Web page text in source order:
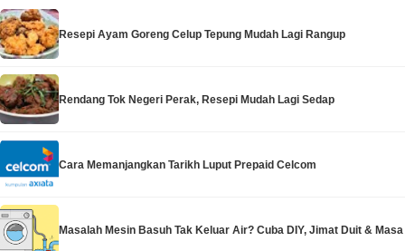
Resepi Ayam Goreng Celup Tepung Mudah Lagi Rangup
Rendang Tok Negeri Perak, Resepi Mudah Lagi Sedap
Cara Memanjangkan Tarikh Luput Prepaid Celcom
Masalah Mesin Basuh Tak Keluar Air? Cuba DIY, Jimat Duit & Masa